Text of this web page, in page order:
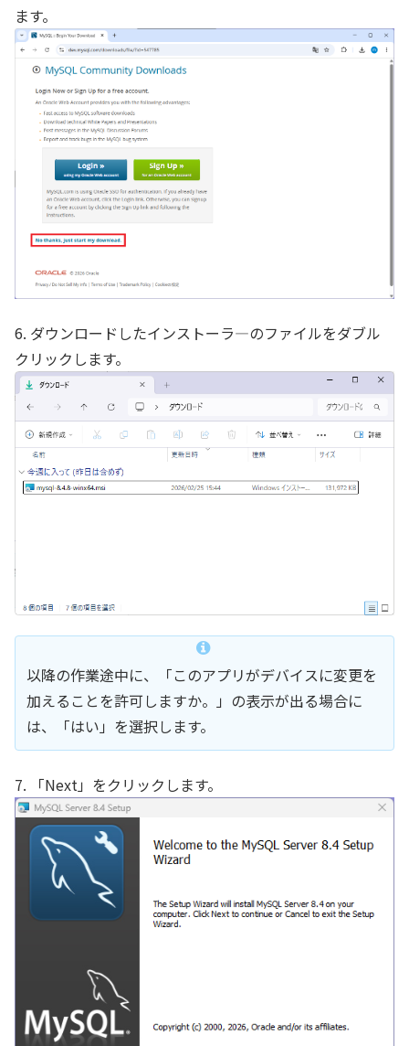
ます。
6. ダウンロードしたインストーラ―のファイルをダブル
クリックします。
以降の作業途中に、「このアプリがデバイスに変更を
加えることを許可しますか。」の表示が出る場合に
は、「はい」を選択します。
7. 「Next」をクリックします。